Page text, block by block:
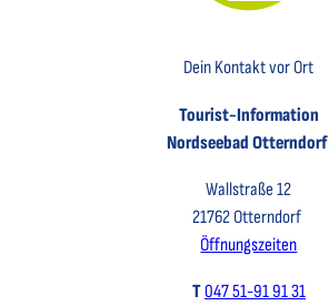
Dein Kontakt vor Ort
Tourist-Information
Nordseebad Otterndorf
Wallstraße 12
21762 Otterndorf
Öffnungszeiten
T047 51-91 91 31